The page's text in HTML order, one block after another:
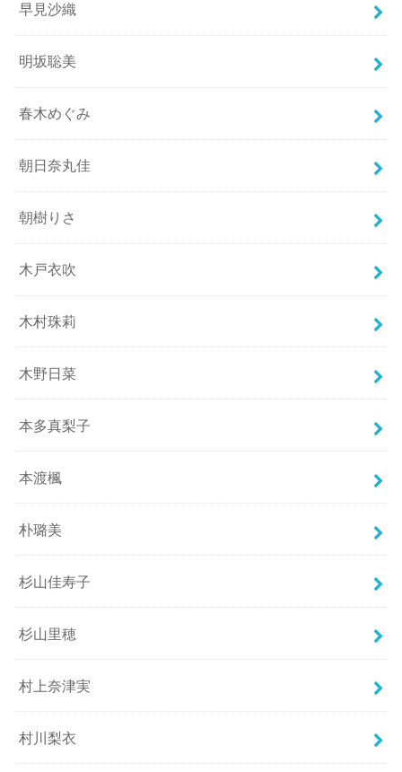
早見沙織
明坂聡美
春木めぐみ
朝日奈丸佳
朝樹りさ
木戸衣吹
木村珠莉
木野日菜
本多真梨子
本渡楓
朴璐美
杉山佳寿子
杉山里穂
村上奈津実
村川梨衣